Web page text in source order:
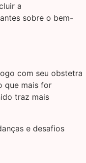
a
sobre o bem-
com seu obstetra
que mais for
traz mais
e desafios